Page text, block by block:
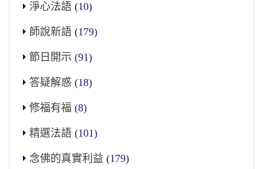
淨心法語 (10)
師說新語 (179)
節日開示 (91)
答疑解惑 (18)
修福有福 (8)
精選法語 (101)
念佛的真實利益 (179)